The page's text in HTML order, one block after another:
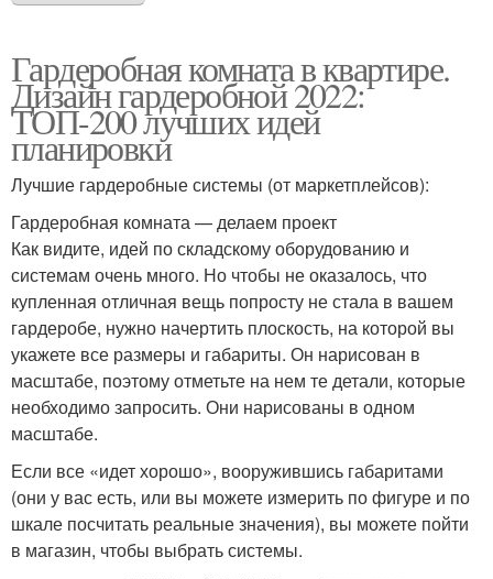
Гардеробная комната в квартире.
Дизайн гардеробной 2022:
ТОП-200 лучших идей
планировки
Лучшие гардеробные системы (от маркетплейсов):
Гардеробная комната — делаем проект
Как видите, идей по складскому оборудованию и
системам очень много. Но чтобы не оказалось, что
купленная отличная вещь попросту не стала в вашем
гардеробе, нужно начертить плоскость, на которой вы
укажете все размеры и габариты. Он нарисован в
масштабе, поэтому отметьте на нем те детали, которые
необходимо запросить. Они нарисованы в одном
масштабе.
Если все «идет хорошо», вооружившись габаритами
(они у вас есть, или вы можете измерить по фигуре и по
шкале посчитать реальные значения), вы можете пойти
в магазин, чтобы выбрать системы.